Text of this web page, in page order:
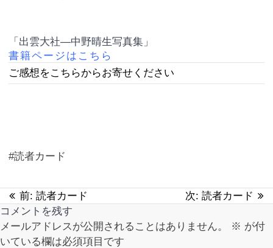
「出雲大社―中野晴生写真集」
書籍ページはこちら
ご感想をこちらからお寄せください
#読者カード
投
稿
前: 過
去
の
投
読者カード 次: 次
投
読者カード
コメントを残す
メールアドレスが公開されることはありません。
※ が付
いている欄は必須項目です